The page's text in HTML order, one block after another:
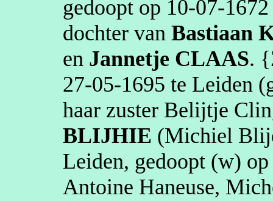
gedoopt op 10‑07‑1672
dochter vanBastiaan
en Jannetje CLAAS.
27‑05‑1695 te Leiden
haar zuster Belijtje
BLIJHIE (Michiel
Leiden, gedoopt (w)
Antoine Haneuse,